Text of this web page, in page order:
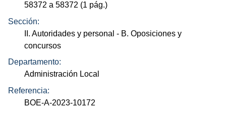
58372 a 58372 (1 pág.)
Sección:
II. Autoridades y personal - B. Oposiciones y
concursos
Departamento:
Administración Local
Referencia:
BOE-A-2023-10172